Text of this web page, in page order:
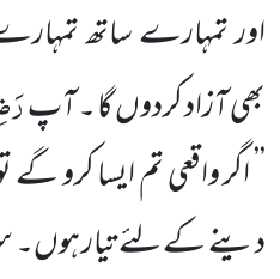
اور تمہارے ساتھ
بھی آزاد کردوں گا ۔ آپ
’’ اگر واقعی تم ایسا کرو
دینے کے لئےتیار ہوں۔